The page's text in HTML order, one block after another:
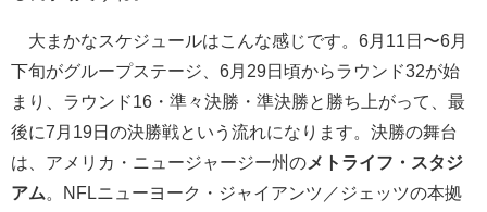
大まかなスケジュールはこんな感じです。6月11日〜6月
下旬がグループステージ、6月29日頃からラウンド32が始
まり、ラウンド16・準々決勝・準決勝と勝ち上がって、最
後に7月19日の決勝戦という流れになります。決勝の舞台
は、アメリカ・ニュージャージー州の メトライフ・スタジ
アム 。NFLニューヨーク・ジャイアンツ／ジェッツの本拠